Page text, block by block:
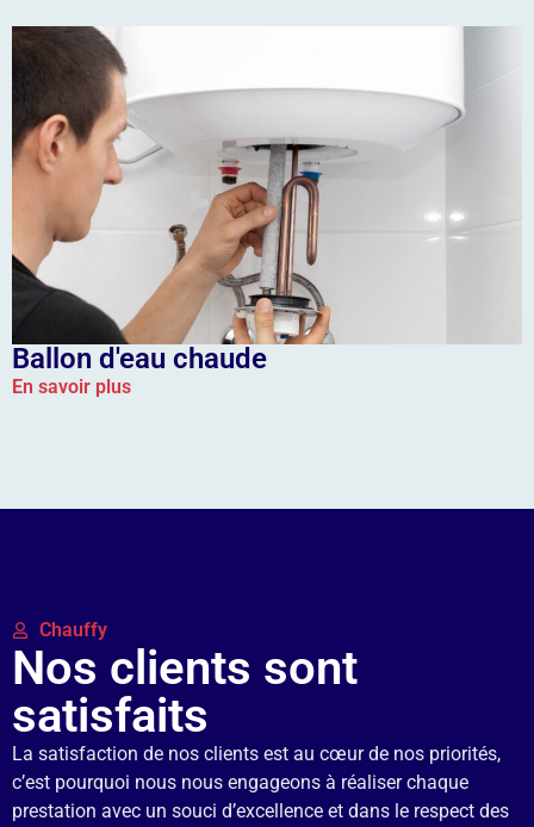
Ballon d'eau chaude
En savoir plus
Chauffy
Nos clients sont
satisfaits
La satisfaction de nos clients est au cœur de nos priorités,
c’est pourquoi nous nous engageons à réaliser chaque
prestation avec un souci d’excellence et dans le respect des